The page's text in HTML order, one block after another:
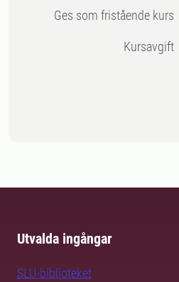
Ges som fristående kurs
Kursavgift
Utvalda ingångar
SLU-biblioteket